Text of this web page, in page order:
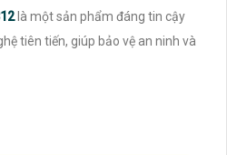
là một sản phẩm đáng tin cậy
tiên tiến, giúp bảo vệ an ninh và